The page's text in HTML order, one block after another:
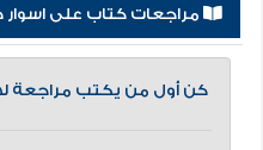
مراجعات كتاب على
كن أول من يكتب مراجعة